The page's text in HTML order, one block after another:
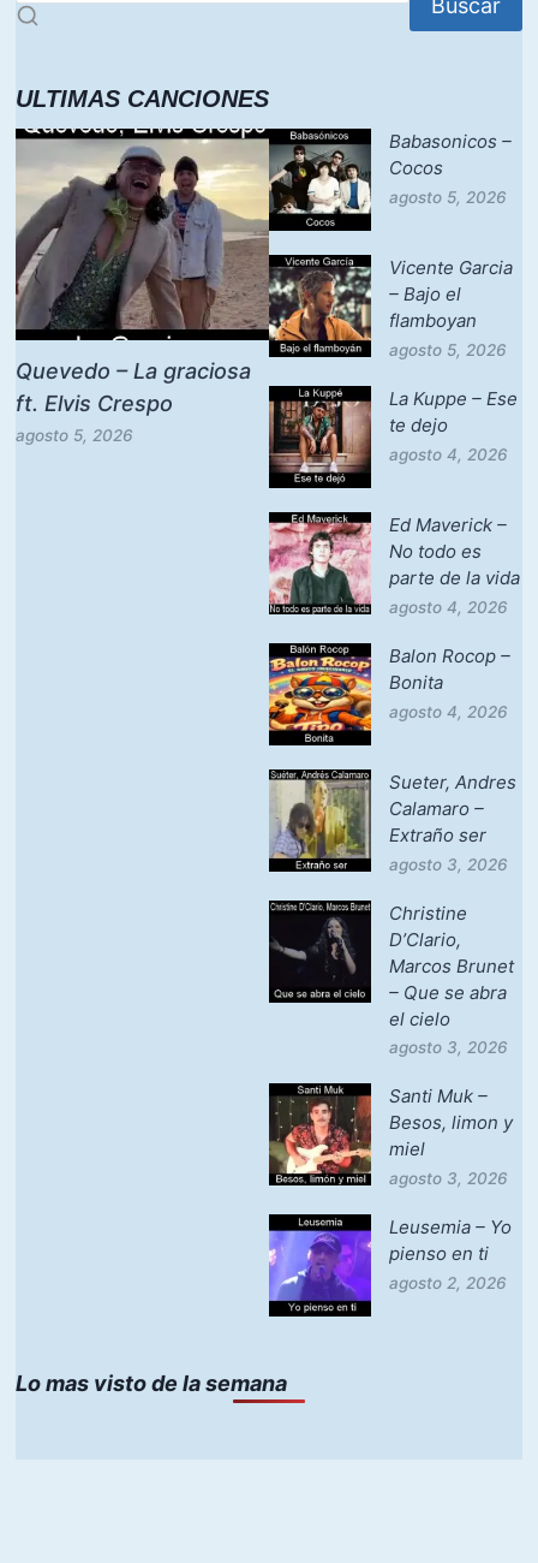
ULTIMAS CANCIONES
Quevedo – La graciosa
ft. Elvis Crespo
agosto 5, 2026
Babasonicos –
Cocos
agosto 5, 2026
Vicente Garcia
– Bajo el
flamboyan
agosto 5, 2026
La Kuppe – Ese
te dejo
agosto 4, 2026
Ed Maverick –
No todo es
parte de la vida
agosto 4, 2026
Balon Rocop –
Bonita
agosto 4, 2026
Sueter, Andres
Calamaro –
Extraño ser
agosto 3, 2026
Christine
D’Clario,
Marcos Brunet
– Que se abra
el cielo
agosto 3, 2026
Santi Muk –
Besos, limon y
miel
agosto 3, 2026
Leusemia – Yo
pienso en ti
agosto 2, 2026
Lo mas visto de la semana